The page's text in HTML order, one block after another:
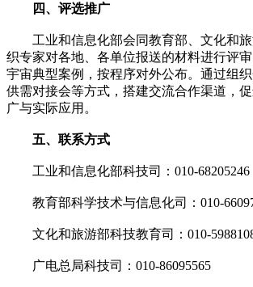
四、评选推广
工业和信息化部会同教育部、文化和旅
织专家对各地、各单位报送的材料进行评
宇宙典型案例，按程序对外公布。通过组织
供需对接会等方式，搭建交流合作渠道，
广与实际应用。
五、联系方式
工业和信息化部科技司：010-68205246
教育部科学技术与信息化司：010-
文化和旅游部科技教育司：010-
广电总局科技司：010-86095565